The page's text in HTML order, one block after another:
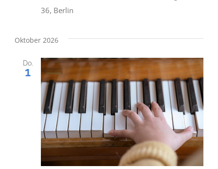
36, Berlin
Oktober 2026
Do.
1